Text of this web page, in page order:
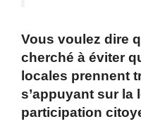
Vous voulez dire
cherché à éviter
locales prennent
s’appuyant sur la
participation